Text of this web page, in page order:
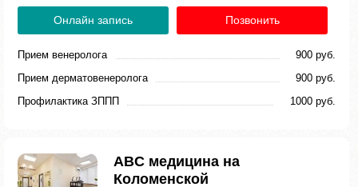
Онлайн запись Позвонить
Прием венеролога
900 руб.
Прием дерматовенеролога
900 руб.
Профилактика ЗППП
1000 руб.
ABC медицина на
Коломенской